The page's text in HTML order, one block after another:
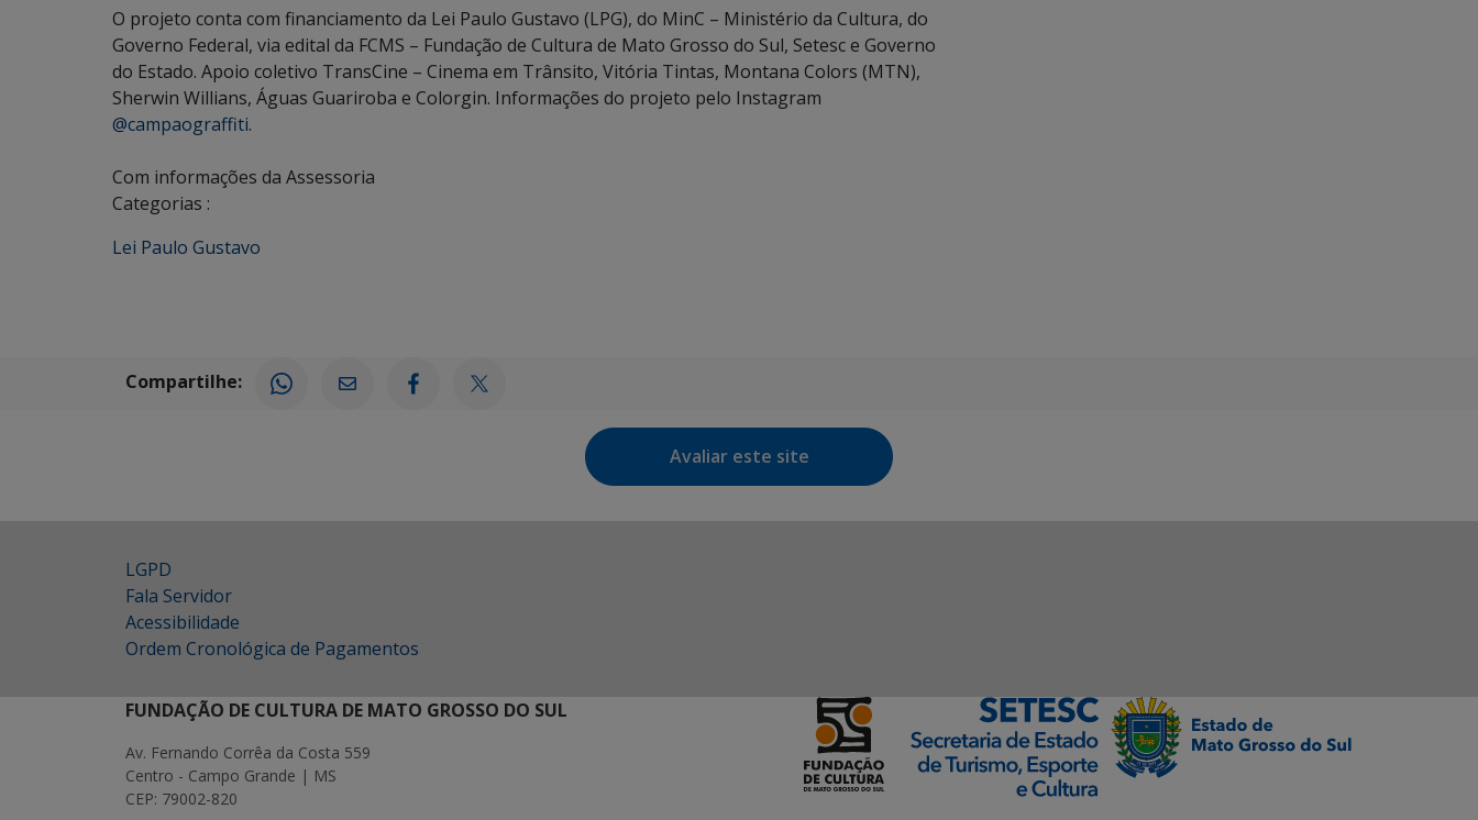
O projeto conta com financiamento da Lei Paulo Gustavo (LPG), do MinC – Ministério da Cultura, do
Governo Federal, via edital da FCMS – Fundação de Cultura de Mato Grosso do Sul, Setesc e Governo
do Estado. Apoio coletivo TransCine – Cinema em Trânsito, Vitória Tintas, Montana Colors (MTN),
Sherwin Willians, Águas Guariroba e Colorgin. Informações do projeto pelo Instagram
@campaograffiti.
Com informações da Assessoria
Categorias :
Lei Paulo Gustavo
Compartilhe:
Avaliar este site
LGPD
Fala Servidor
Acessibilidade
Ordem Cronológica de Pagamentos
FUNDAÇÃO DE CULTURA DE MATO GROSSO DO SUL
Av. Fernando Corrêa da Costa 559
Centro - Campo Grande | MS
CEP: 79002-820